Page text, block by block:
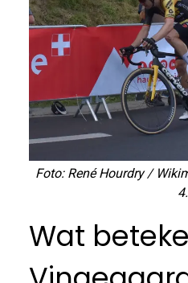
Foto: René Hourdry /
Wat